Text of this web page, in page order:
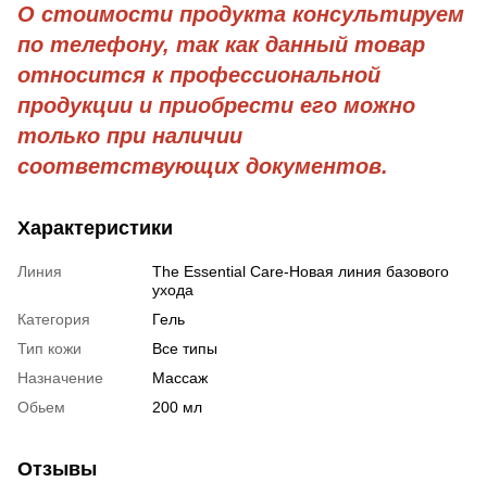
О стоимости продукта консультируем
по телефону, так как данный товар
относится к профессиональной
продукции и приобрести его можно
только при наличии
соответствующих документов.
Характеристики
Линия
The Essential Care-Новая линия базового
ухода
Категория
Гель
Тип кожи
Все типы
Назначение
Массаж
Обьем
200 мл
Отзывы